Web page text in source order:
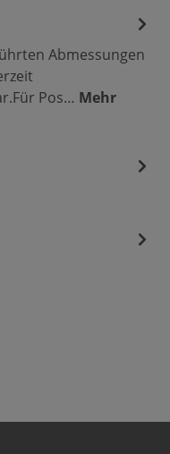
Abmessungen
Pos… Mehr